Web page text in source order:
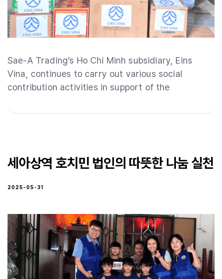
Sae-A Trading’s Ho Chi Minh subsidiary, Eins
Vina, continues to carry out various social
contribution activities in support of the
세아상역 호치민 법인의 따뜻한 나눔 실천
2025-05-31